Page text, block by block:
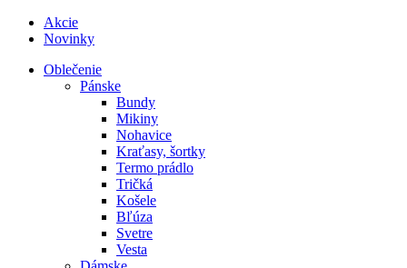
Akcie
Novinky
Oblečenie
Pánske
Bundy
Mikiny
Nohavice
Kraťasy, šortky
Termo prádlo
Tričká
Košele
Bľúza
Svetre
Vesta